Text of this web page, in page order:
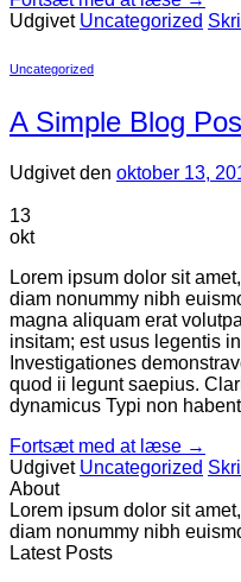
Udgivet Uncategorized
Uncategorized
A Simple Blog
Udgivet den oktober 13,
13
okt
Lorem ipsum dolor sit
diam nonummy nibh
magna aliquam erat
insitam; est usus legentis
Investigationes
quod ii legunt saepius.
dynamicus Typi non
Fortsæt med at læse →
Udgivet Uncategorized
About
Lorem ipsum dolor sit
diam nonummy nibh
Latest Posts